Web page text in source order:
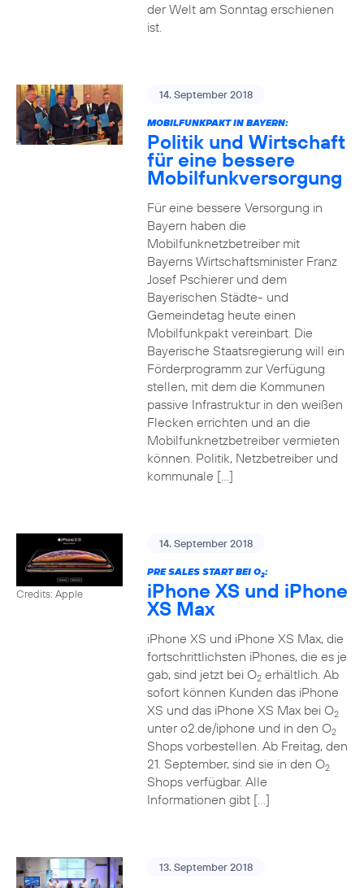
der Welt am Sonntag erschienen
ist.
14. September 2018
MOBILFUNKPAKT IN BAYERN:
Politik und Wirtschaft
für eine bessere
Mobilfunkversorgung
Für eine bessere Versorgung in
Bayern haben die
Mobilfunknetzbetreiber mit
Bayerns Wirtschaftsminister Franz
Josef Pschierer und dem
Bayerischen Städte- und
Gemeindetag heute einen
Mobilfunkpakt vereinbart. Die
Bayerische Staatsregierung will ein
Förderprogramm zur Verfügung
stellen, mit dem die Kommunen
passive Infrastruktur in den weißen
Flecken errichten und an die
Mobilfunknetzbetreiber vermieten
können. Politik, Netzbetreiber und
kommunale […]
Credits: Apple
14. September 2018
PRE SALES START BEI O2:
iPhone XS und iPhone
XS Max
iPhone XS und iPhone XS Max, die
fortschrittlichsten iPhones, die es je
gab, sind jetzt bei O2erhältlich. Ab
sofort können Kunden das iPhone
XS und das iPhone XS Max bei O2
unter o2.de/iphone und in den O2
Shops vorbestellen. Ab Freitag, den
21. September, sind sie in den O2
Shops verfügbar. Alle
Informationen gibt […]
13. September 2018